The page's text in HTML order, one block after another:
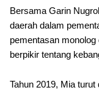
Bersama Garin
daerah dalam
pementasan
berpikir tentang
Tahun 2019, Mia